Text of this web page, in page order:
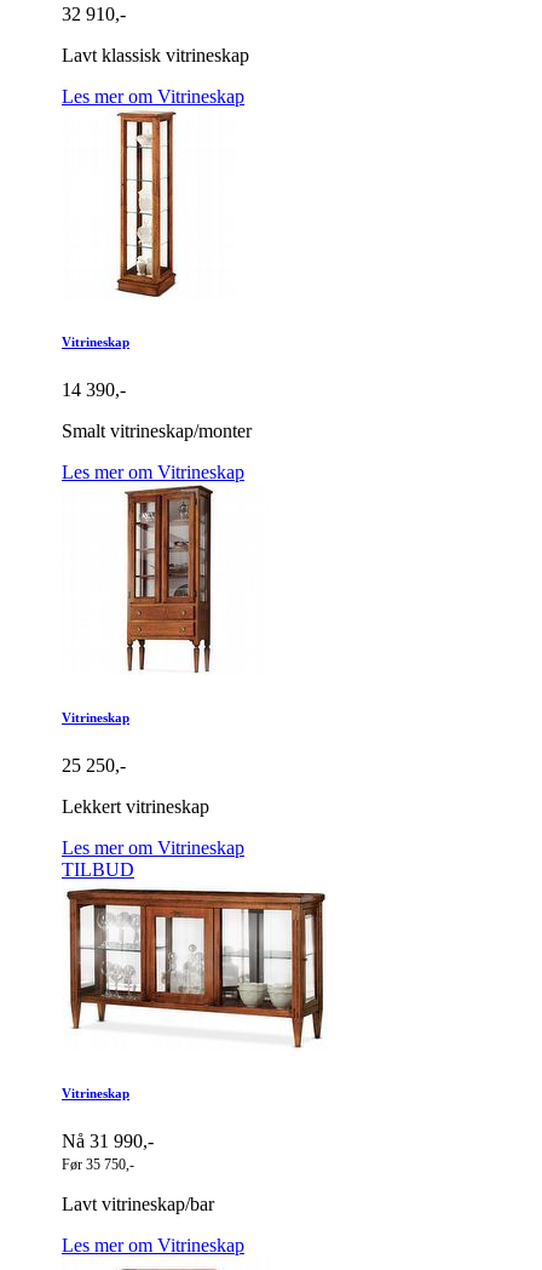
32 910,-
Lavt klassisk vitrineskap
Les mer om Vitrineskap
Vitrineskap
14 390,-
Smalt vitrineskap/monter
Les mer om Vitrineskap
Vitrineskap
25 250,-
Lekkert vitrineskap
Les mer om Vitrineskap
TILBUD
Vitrineskap
Nå 31 990,-
Før 35 750,-
Lavt vitrineskap/bar
Les mer om Vitrineskap